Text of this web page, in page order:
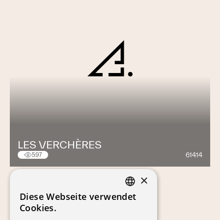
LES VERCHÈRES
597 61414
FRENCH
×
Diese Webseite verwendet
Cookies.